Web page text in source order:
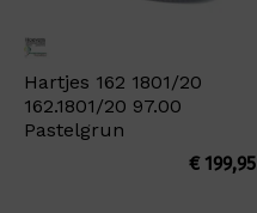
Hartjes 162 1801/20
162.1801/20 97.00
Pastelgrun
€199,95